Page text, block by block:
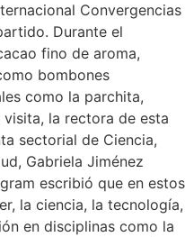
Convergencias
Durante el
fino de aroma,
bombones
como la parchita,
la rectora de esta
sectorial de Ciencia,
Gabriela Jiménez
escribió que en estos
la ciencia, la tecnología,
en disciplinas como la